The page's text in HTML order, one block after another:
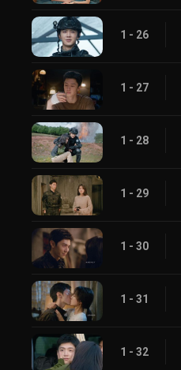
1 - 26
1 - 27
1 - 28
1 - 29
1 - 30
1 - 31
1 - 32